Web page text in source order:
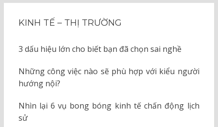
KINH TẾ – THỊ TRƯỜNG
3 dấu hiệu lớn cho biết bạn đã chọn sai nghề
Những công việc nào sẽ phù hợp với kiểu người
hướng nội?
Nhìn lại 6 vụ bong bóng kinh tế chấn động lịch
sử